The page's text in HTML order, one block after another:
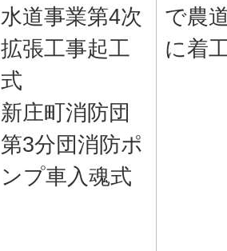
水道事業第4次
拡張工事起工
式
新庄町消防団
第3分団消防ポ
ンプ車入魂式
で農
に着